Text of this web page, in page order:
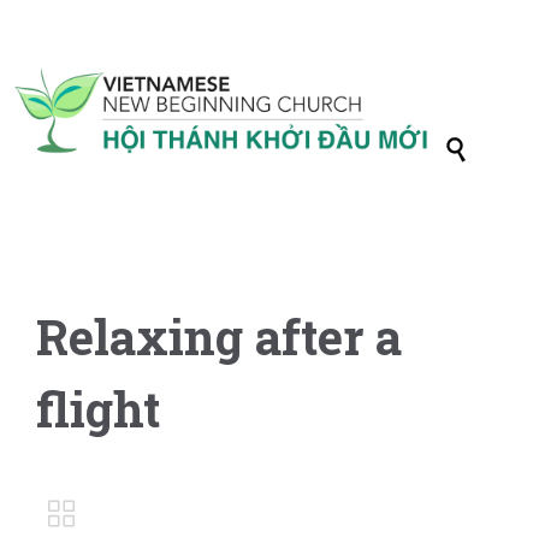

Relaxing after a
flight
